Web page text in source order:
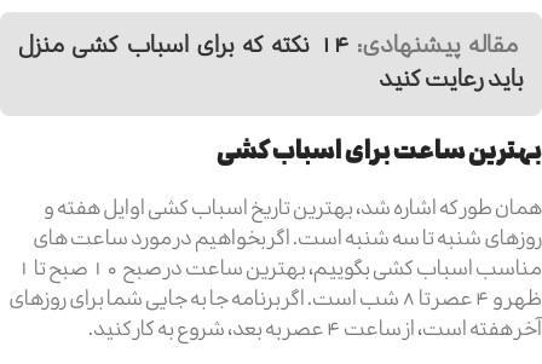
مقاله پیشنهادی:
14 نکته که برای اسباب کشی منزل
باید رعایت کنید
بهترین ساعت برای اسباب کشی
همان طور که اشاره شد، بهترین تاریخ اسباب کشی اوایل هفته و
روزهای شنبه تا سه شنبه است. اگر بخواهیم در مورد ساعت های
مناسب اسباب کشی بگوییم، بهترین ساعت در صبح 10 صبح تا 1
ظهر و 4 عصر تا 8 شب است. اگر برنامه جا به جایی شما برای روزهای
آخر هفته است، از ساعت 4 عصر به بعد، شروع به کار کنید.